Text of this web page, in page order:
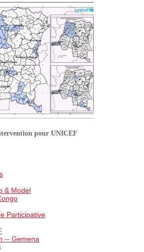
pour UNICEF
& Model
Participative
-- Gemena